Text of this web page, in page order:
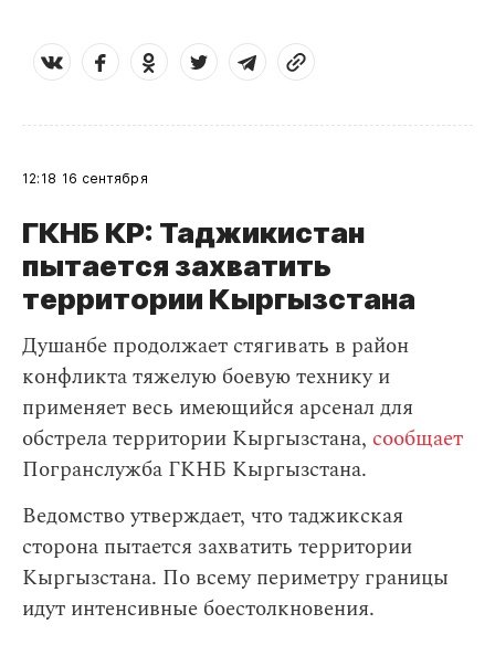
12:18 16 сентября
ГКНБ КР: Таджикистан
пытается захватить
территории Кыргызстана
Душанбе продолжает стягивать в район
конфликта тяжелую боевую технику и
применяет весь имеющийся арсенал для
обстрела территории Кыргызстана, сообщает
Погранслужба ГКНБ Кыргызстана.
Ведомство утверждает, что таджикская
сторона пытается захватить территории
Кыргызстана. По всему периметру границы
идут интенсивные боестолкновения.